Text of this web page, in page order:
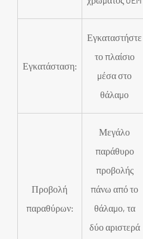
Εγκατάσταση:
Εγκαταστήστε
το πλαίσιο
μέσα στο
θάλαμο
Προβολή
παραθύρων:
Μεγάλο
παράθυρο
προβολής
πάνω από το
θάλαμο, τα
δύο αριστερά